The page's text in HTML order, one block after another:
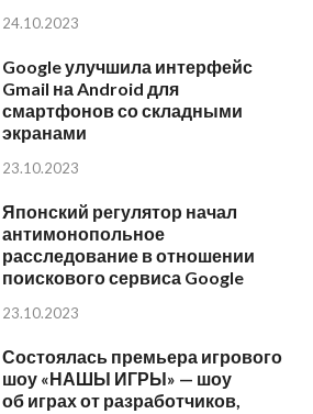
24.10.2023
Google улучшила интерфейс
Gmail на Android для
смартфонов со складными
экранами
23.10.2023
Японский регулятор начал
антимонопольное
расследование в отношении
поискового сервиса Google
23.10.2023
Состоялась премьера игрового
шоу «НАШЫ ИГРЫ» — шоу
об играх от разработчиков,